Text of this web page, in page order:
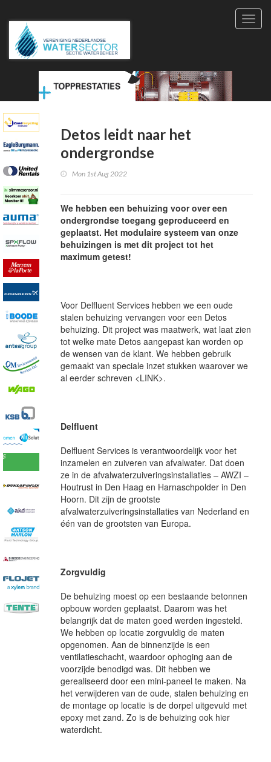
Detos leidt naar het
ondergrondse
Mon 1st Aug 2022
We hebben een behuizing voor over een
ondergrondse toegang geproduceerd en
geplaatst. Het modulaire systeem van onze
behuizingen is met dit project tot het
maximum getest!
Voor Delfluent Services hebben we een oude
stalen behuizing vervangen voor een Detos
behuizing. Dit project was maatwerk, wat laat zien
tot welke mate Detos aangepast kan worden op
de wensen van de klant. We hebben gebruik
gemaakt van speciale inzet stukken waarover we
al eerder schreven <LINK>.
Delfluent
Delfluent Services is verantwoordelijk voor het
inzamelen en zuiveren van afvalwater. Dat doen
ze in de afvalwaterzuiveringsinstallaties – AWZI –
Houtrust in Den Haag en Harnaschpolder in Den
Hoorn. Dit zijn de grootste
afvalwaterzuiveringsinstallaties van Nederland en
één van de grootsten van Europa.
Zorgvuldig
De behuizing moest op een bestaande betonnen
opbouw worden geplaatst. Daarom was het
belangrijk dat de maten goed werden ingesteld.
We hebben op locatie zorgvuldig de maten
opgenomen. Aan de binnenzijde is een
ventilatieschacht, waardoor ophoging aan de
voorzijde benodigd was. Dit hebben we
gerealiseerd door een mini-paneel te maken. Na
het verwijderen van de oude, stalen behuizing en
de montage op locatie is de dorpel uitgevuld met
epoxy met zand. Zo is de behuizing ook hier
waterdicht.